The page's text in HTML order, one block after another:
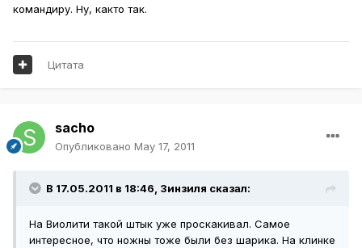
командиру. Ну, както так.
Цитата
sacho
Опубликовано May 17, 2011
В 17.05.2011 в 18:46, Зинзиля сказал:
На Виолити такой штык уже проскакивал. Самое
интересное, что ножны тоже были без шарика. На клинке